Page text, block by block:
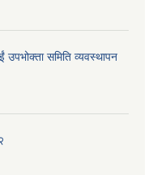
उपभोक्ता समिति व्यवस्थापन